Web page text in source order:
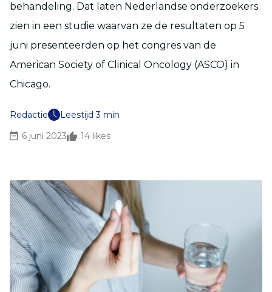
behandeling. Dat laten Nederlandse onderzoekers
zien in een studie waarvan ze de resultaten op 5
juni presenteerden op het congres van de
American Society of Clinical Oncology (ASCO) in
Chicago.
Redactie
Leestijd 3 min
6 juni 2023
14 likes